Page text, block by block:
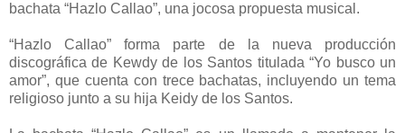
bachata “Hazlo Callao”, una jocosa propuesta musical.
“Hazlo Callao” forma parte de la nueva producción
discográfica de Kewdy de los Santos titulada “Yo busco un
amor”, que cuenta con trece bachatas, incluyendo un tema
religioso junto a su hija Keidy de los Santos.